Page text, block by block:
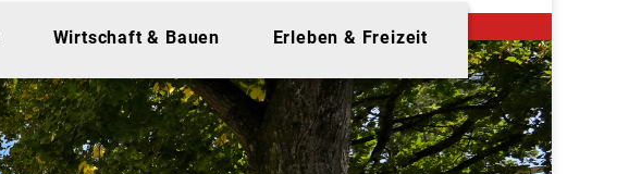
Wirtschaft & Bauen Erleben & Freizeit